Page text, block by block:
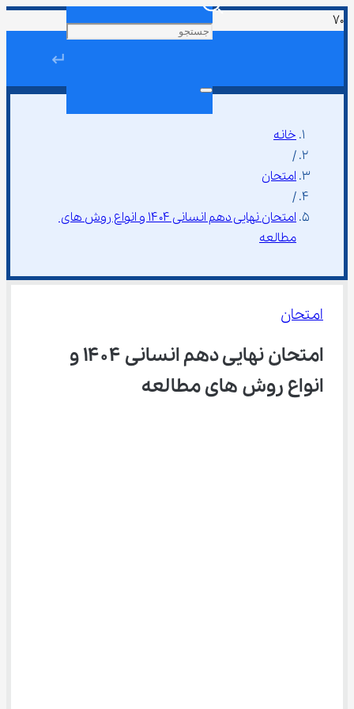
↵
خانه
/
امتحان
/
امتحان نهایی دهم انسانی ۱۴۰۴ و انواع روش های
مطالعه
امتحان
امتحان نهایی دهم انسانی ۱۴۰۴ و
انواع روش های مطالعه